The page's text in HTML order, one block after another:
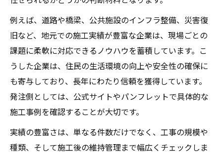
土木工事に関わる研修内容のポイント解説
土木工事で技術力を磨く教育事例を紹介
土木工事企業の人材育成に注目すべき点
土木工事なら安心感を重視した企業選定を
土木工事で安心できる企業選びのコツ
土木工事の安全対策が整った企業を見抜く
土木工事の対応力と信頼性で企業を比較
土木工事の評判や口コミの活用方法
例えば、道路や橋梁、公共施設のインフラ整備、災害復
旧など、地元での施工実績が豊富な企業は、現場ごとの
課題に柔軟に対応できるノウハウを蓄積しています。こ
うした企業は、住民の生活環境の向上や安全性の確保に
も寄与しており、長年にわたり信頼を獲得しています。
発注側としては、公式サイトやパンフレットで具体的な
施工事例を確認することが大切です。
実績の豊富さは、単なる件数だけでなく、工事の規模や
種類、そして施工後の維持管理まで幅広くチェックしま